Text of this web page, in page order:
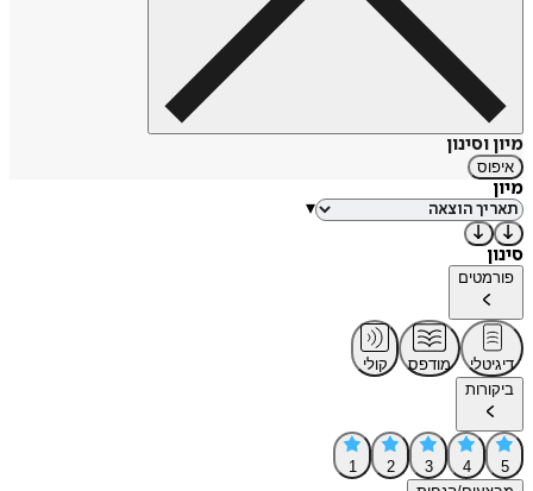
מיון וסינון
איפוס
מיון
▾
סינון
פורמטים
דיגיטלי מודפס
קולי
ביקורות
5
4
3
2
1